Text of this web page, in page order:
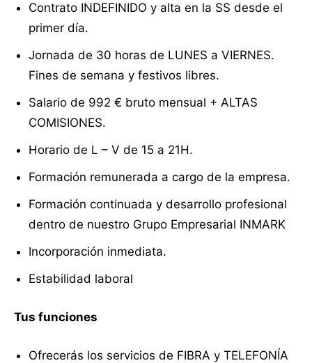
Contrato INDEFINIDO y alta en la SS desde el
primer día.
Jornada de 30 horas de LUNES a VIERNES.
Fines de semana y festivos libres.
Salario de 992 € bruto mensual + ALTAS
COMISIONES.
Horario de L – V de 15 a 21H.
Formación remunerada a cargo de la empresa.
Formación continuada y desarrollo profesional
dentro de nuestro Grupo Empresarial INMARK
Incorporación inmediata.
Estabilidad laboral
Tus funciones
Ofrecerás los servicios de FIBRA y TELEFONÍA